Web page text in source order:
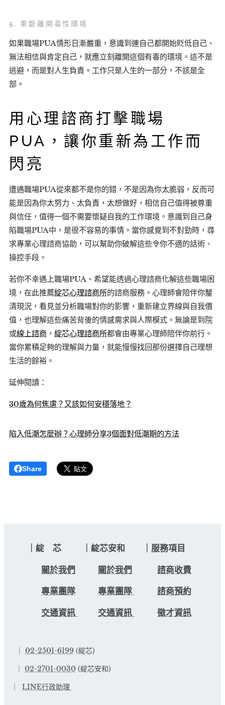
5. 果斷離開毒性環境
如果職場PUA情形日漸嚴重，意識到連自己都開始貶低自己、
無法相信與肯定自己，就應立刻離開這個有毒的環境。這不是
逃避，而是對人生負責。工作只是人生的一部分，不該是全
部。
用心理諮商打擊職場
PUA，讓你重新為工作而
閃亮
遭遇職場PUA從來都不是你的錯，不是因為你太脆弱，反而可
能是因為你太努力、太負責，太想做好，相信自己值得被尊重
與信任，值得一個不需要懷疑自我的工作環境。意識到自己身
陷職場PUA中，是很不容易的事情。當你感覺到不對勁時，尋
求專業心理諮商協助，可以幫助你破解這些令你不適的話術、
操控手段。
若你不幸遇上職場PUA、希望能透過心理諮商化解這些職場困
境，在此推薦綻芯心理諮商所的諮商服務。心理師會陪伴你釐
清現況，看見並分析職場對你的影響，重新建立界線與自我價
值，也理解這些痛苦背後的情感需求與人際模式。無論是到院
或線上諮商 ， 綻芯心理諮商所都會由專業心理師陪伴你前行。
當你累積足夠的理解與力量，就能慢慢找回那份選擇自己理想
生活的餘裕。
延伸閱讀：
30歲為何焦慮？又該如何安穩落地？
陷入低潮怎麼辦？心理師分享3個面對低潮期的方法
Share
｜綻 芯 ｜綻芯安和 ｜服務項目
關於我們 關於我們 諮商收費
專業團隊 專業團隊 諮商預約
交通資訊 交通資訊 徵才資訊
02-2501-6199 (綻芯)
02-2701-0030 (綻芯安和)
LINE行政助理